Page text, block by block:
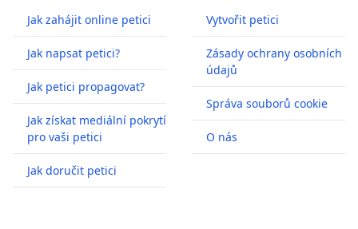
Jak zahájit online petici
Jak napsat petici?
Jak petici propagovat?
Jak získat mediální pokrytí
pro vaši petici
Jak doručit petici
Vytvořit petici
Zásady ochrany osobních
údajů
Správa souborů cookie
O nás